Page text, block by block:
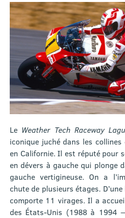
Le Weather Tech Raceway
iconique juché dans les
en Californie. Il est réputé pour
en dévers à gauche qui plonge
gauche vertigineuse. On a
chute de plusieurs étages.
comporte 11 virages. Il a
des États-Unis (1988 à